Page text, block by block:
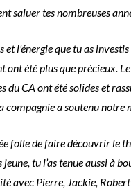
saluer tes nombreuses
et l'énergie que tu as
ont été plus que précieux.
du CA ont été solides et
compagnie a soutenu notre
folle de faire découvrir le
jeune, tu l’as tenue aussi à
avec Pierre, Jackie,